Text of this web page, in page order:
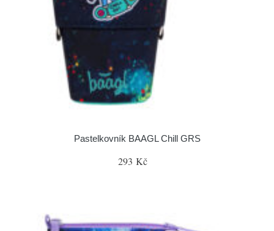
Pastelkovník BAAGL Chill GRS
293 Kč